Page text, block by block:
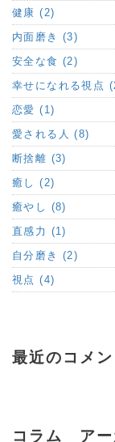
健康 (2)
内面磨き (3)
安全な食 (2)
幸せになれる視点
恋愛 (1)
愛される人 (8)
断捨離 (3)
癒し (2)
癒やし (8)
直感力 (1)
自分磨き (2)
視点 (4)
最近のコメン
コラム アー